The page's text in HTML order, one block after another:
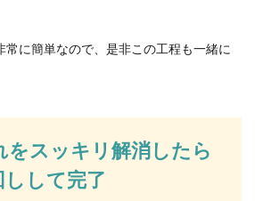
常に簡単なので、是非この工程も一緒に
をスッキリ解消したら
して完了